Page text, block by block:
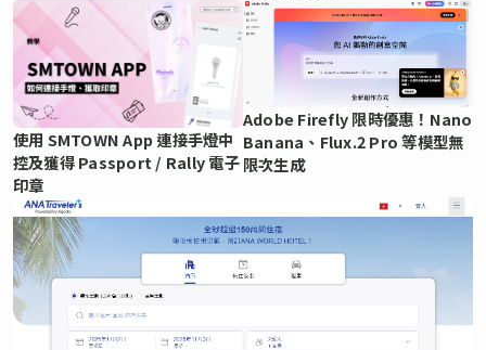
使用 SMTOWN App 連接手燈中
控及獲得 Passport / Rally 電子
印章
Adobe Firefly 限時優惠！Nano
Banana、Flux.2 Pro 等模型無
限次生成